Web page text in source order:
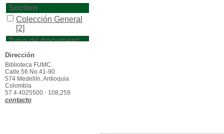
Section
Colección General
[2]
Type de document
texto impreso
Dirección
Biblioteca FUMC
Calle 56 No.41-90
574 Medellín, Antioquia
Colombia
57 4 4025500 - 108,259
contacto